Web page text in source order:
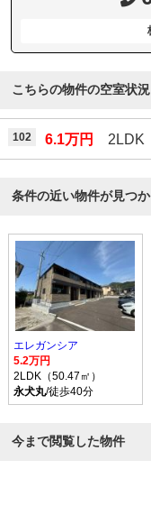
こちらの物件の空室状況
102 6.1万円 2LDK
条件の近い物件が見つ
エレガンシア
5.2万円
2LDK（50.47㎡）
永犬丸/徒歩40分
今まで閲覧した物件